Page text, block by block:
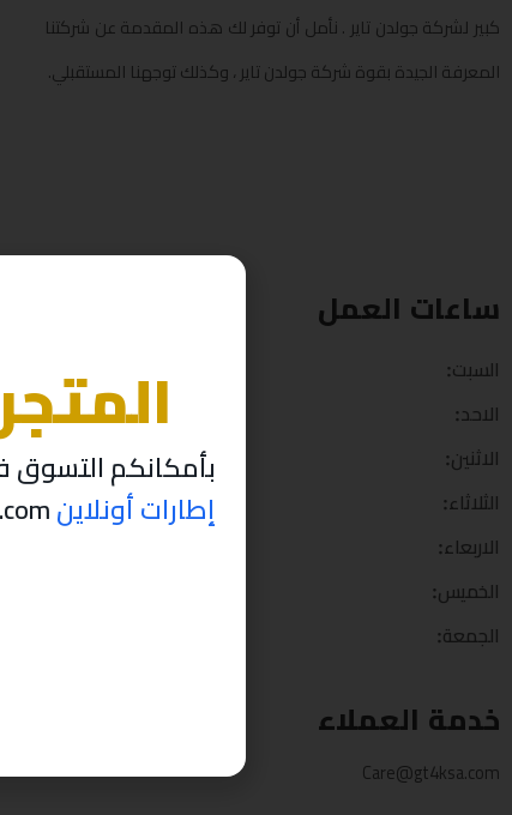
كبير لشركة جولدن تاير . نأمل أن توفر لك هذه المقدمة عن شركتنا
المعرفة الجيدة بقوة شركة جولدن تاير ، وكذلك توجهنا المستقبلي.
ساعات العمل
السبت:
الاحد:
الاثنين:
9 ص – 11 م
الثلاثاء:
9 ص – 11 م
الاربعاء:
الخميس:
الجمعة:
خدمة العملاء
Care@gt4ksa.com
بأمكانكم التسوق
إطارات أونلاين